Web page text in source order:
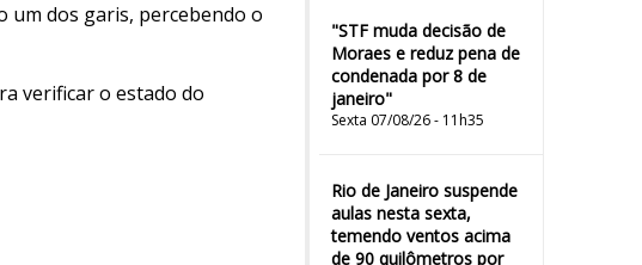
"STF muda decisão de
Moraes e reduz pena de
condenada por 8 de
janeiro"
Sexta 07/08/26 - 11h35
Rio de Janeiro suspende
aulas nesta sexta,
temendo ventos acima
de 90 quilômetros por
um dos garis, percebendo o
verificar o estado do